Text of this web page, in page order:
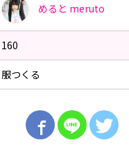
めると meruto
160
服つくる